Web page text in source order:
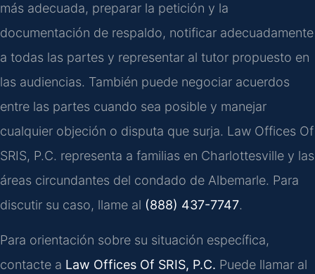
más adecuada, preparar la petición y la
documentación de respaldo, notificar adecuadamente
a todas las partes y representar al tutor propuesto en
las audiencias. También puede negociar acuerdos
entre las partes cuando sea posible y manejar
cualquier objeción o disputa que surja. Law Offices Of
SRIS, P.C. representa a familias en Charlottesville y las
áreas circundantes del condado de Albemarle. Para
discutir su caso, llame al (888) 437-7747.
Para orientación sobre su situación específica,
contacte a Law Offices Of SRIS, P.C. Puede llamar al